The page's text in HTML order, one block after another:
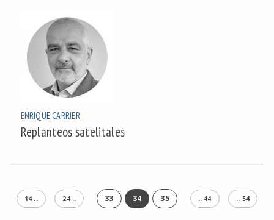
ENRIQUE CARRIER
Replanteos satelitales
14 .. 24 .. 33 34 35 .. 44 .. 54